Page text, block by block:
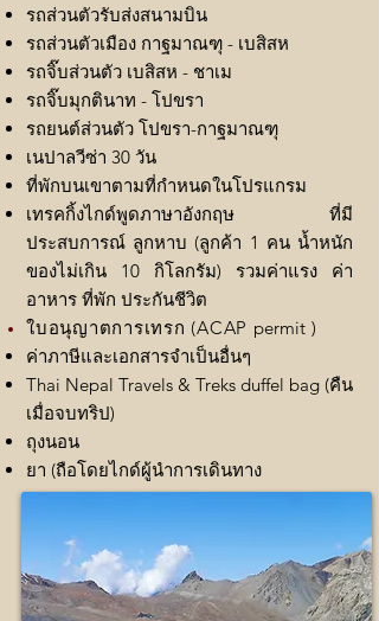
รถส่วนตัวรับส่งสนามบิน
รถส่วนตัวเมือง กาฐมาณฑุ - เบสิสห
รถจิ๊บส่วนตัว เบสิสห - ชาเม
รถจิ๊บมุกตินาท - โปขรา
รถยนต์ส่วนตัว โปขรา-กาฐมาณฑุ
เนปาลวีซ่า 30 วัน
ที่พักบนเขาตามที่กำหนดในโปรแกรม
เทรคกิ้งไกด์พูดภาษาอังกฤษ ที่มี
ประสบการณ์ ลูกหาบ (ลูกค้า 1 คน น้ำหนัก
ของไม่เกิน 10 กิโลกรัม) รวมค่าแรง ค่า
อาหาร ที่พัก ประกันชีวิต
ใบอนุญาตการเทรก (ACAP permit)
ค่าภาษีและเอกสารจำเป็นอื่นๆ
Thai Nepal Travels & Treks duffel bag (คืน
เมื่อจบทริป)
ถุงนอน
ยา (ถือโดยไกด์ผู้นำการเดินทาง